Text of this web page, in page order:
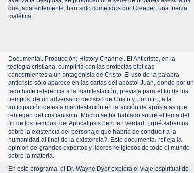
que, aparentemente, han sido cometidos por Creeper, una fuerza
maléfica.
Documental. Producción: History Channel. El Anticristo, en la
teología cristiana, cumpliría con las profecías bíblicas
concernientes a un antagonista de Cristo. El uso de la palabra
anticristo sólo aparece en las cartas del apóstol Juan, donde por un
lado hace referencia a la manifestación, prevista para el fin de los
tiempos, de un adversario decisivo de Cristo y, por otro, a la
anticipación de esta manifestación en la acción de apóstatas que
reniegan del cristianismo. Mucho se ha hablado sobre el tema del
fin de los tiempos; del Apocalipsis pero en verdad, ¿qué sabemos
sobre la existencia del personaje que habría de conducir a la
humanidad al final de la existencia?. Este documental refleja la
opinion de grandes expertos y líderes religiosos de todo el mundo
sobre la materia.
En este programa, el Dr. Wayne Dyer explora el viaje espiritual de